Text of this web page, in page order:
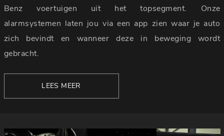
Benz voertuigen uit het topsegment. Onze
alarmsystemen laten jou via een app zien waar je auto
zich bevindt en wanneer deze in beweging wordt
gebracht.
LEES MEER